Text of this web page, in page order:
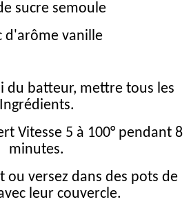
sucre semoule
d'arôme vanille
du batteur, mettre tous les
Ingrédients.
Vitesse 5 à 100° pendant 8
minutes.
ou versez dans des pots de
leur couvercle.